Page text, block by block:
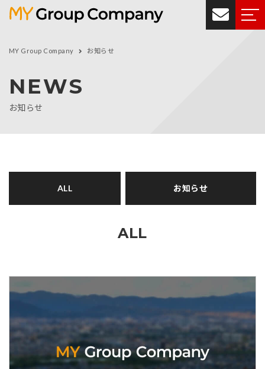
MY Group Company お知らせ
NEWS
お知らせ
ALL お知らせ
ALL